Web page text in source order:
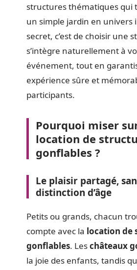
structures thématiques qui
un simple jardin en univers
secret, c’est de choisir une
s’intègre naturellement à
événement, tout en
expérience sûre et
participants.
Pourquoi miser
location de
gonflables ?
Le plaisir partagé,
distinction d’âge
Petits ou grands, chacun
compte avec la location de
gonflables. Leschâteaux
la joie des enfants, tandis